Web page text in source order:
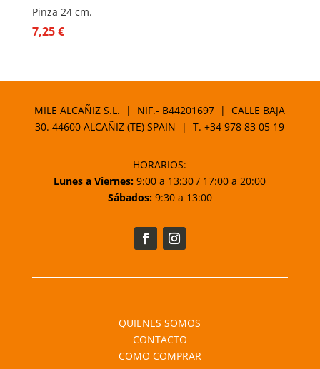
Pinza 24 cm.
7,25€
MILE ALCAÑIZ S.L. | NIF.- B44201697 | CALLE BAJA
30. 44600 ALCAÑIZ (TE) SPAIN | T.+34 978 83 05 19
HORARIOS:
Lunes a Viernes: 9:00 a 13:30 / 17:00 a 20:00
Sábados:9:30 a 13:00
QUIENES SOMOS
CONTACTO
COMO COMPRAR